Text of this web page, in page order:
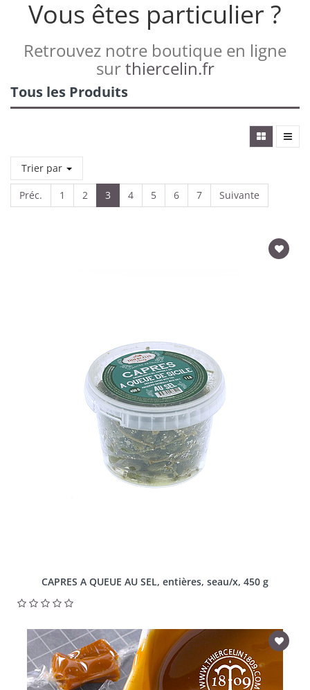
Vous êtes particulier ?
Retrouvez notre boutique en ligne
surthiercelin.fr
Tous les Produits
Trier par
Préc. 1 2 3 4 5 6 7 Suivante
CAPRES A QUEUE AU SEL, entières, seau/x, 450 g